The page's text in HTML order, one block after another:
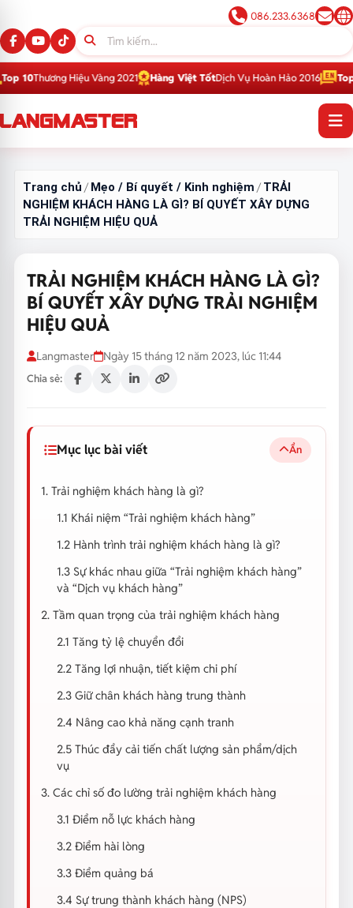
086.233.6368
Vàng 2021 Hàng Việt TốtDịch Vụ Hoàn Hảo 2016 Top 1Thương Hiệu
Trang chủ /Mẹo / Bí quyết / Kinh nghiệm /TRẢI
NGHIỆM KHÁCH HÀNG LÀ GÌ? BÍ QUYẾT XÂY DỰNG
TRẢI NGHIỆM HIỆU QUẢ
TRẢI NGHIỆM KHÁCH HÀNG LÀ GÌ?
BÍ QUYẾT XÂY DỰNG TRẢI NGHIỆM
HIỆU QUẢ
Langmaster Ngày 15 tháng 12 năm 2023, lúc 11:44
Chia sẻ:
Mục lục bài viết Ẩn
1. Trải nghiệm khách hàng là gì?
1.1 Khái niệm “Trải nghiệm khách hàng”
1.2 Hành trình trải nghiệm khách hàng là gì?
1.3 Sự khác nhau giữa “Trải nghiệm khách hàng”
và “Dịch vụ khách hàng”
2. Tầm quan trọng của trải nghiệm khách hàng
2.1 Tăng tỷ lệ chuyển đổi
2.2 Tăng lợi nhuận, tiết kiệm chi phí
2.3 Giữ chân khách hàng trung thành
2.4 Nâng cao khả năng cạnh tranh
2.5 Thúc đẩy cải tiến chất lượng sản phẩm/dịch
vụ
3. Các chỉ số đo lường trải nghiệm khách hàng
3.1 Điểm nỗ lực khách hàng
3.2 Điểm hài lòng
3.3 Điểm quảng bá
3.4 Sự trung thành khách hàng (NPS)